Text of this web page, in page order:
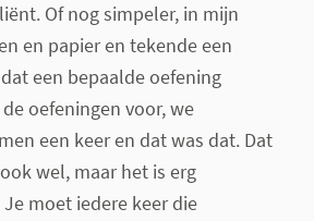
Of nog simpeler, in mijn
en papier en tekende een
een bepaalde oefening
oefeningen voor, we
een keer en dat was dat. Dat
wel, maar het is erg
moet iedere keer die